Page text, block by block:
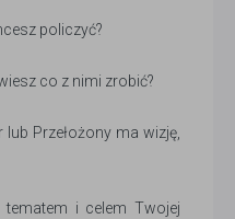
policzyć?
co z nimi zrobić?
Przełożony ma wizję,
i celem Twojej